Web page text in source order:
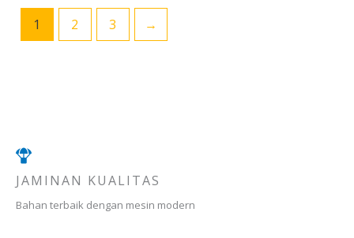
1 2 3 →
JAMINAN KUALITAS
Bahan terbaik dengan mesin modern